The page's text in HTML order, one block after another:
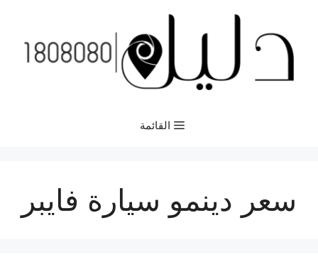
المحتوى
القائمة
سعر دينمو سيارة فايبر